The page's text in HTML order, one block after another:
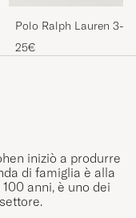
och ull,
säsongen!
Polo Ralph Lauren 3-
Quarter Socks White
25€
iniziò a produrre
di famiglia è alla
anni, è uno dei